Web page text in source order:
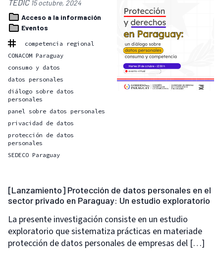
TEDIC 15 octubre, 2024
Acceso a la información
Eventos
competencia regional
CONACOM Paraguay
consumo y datos
datos personales
diálogo sobre datos
personales
panel sobre datos personales
privacidad de datos
protección de datos
personales
SEDECO Paraguay
[Lanzamiento] Protección de datos personales en el
sector privado en Paraguay: Un estudio exploratorio
La presente investigación consiste en un estudio
exploratorio que sistematiza prácticas en materiade
protección de datos personales de empresas del […]